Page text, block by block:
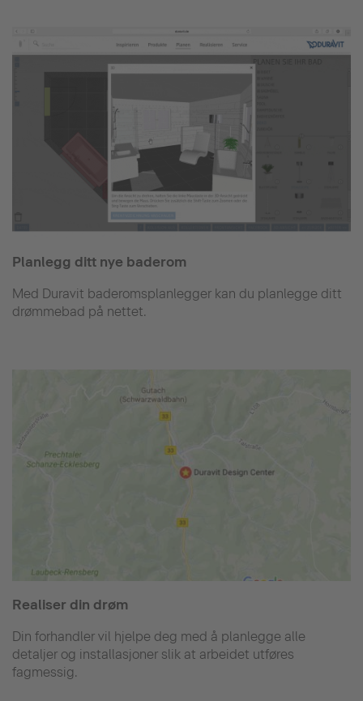
Planlegg ditt nye baderom
Med Duravit baderomsplanlegger kan du planlegge ditt
drømmebad på nettet.
Realiser din drøm
Din forhandler vil hjelpe deg med å planlegge alle
detaljer og installasjoner slik at arbeidet utføres
fagmessig.